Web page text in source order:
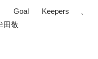
Keepers、
田敬